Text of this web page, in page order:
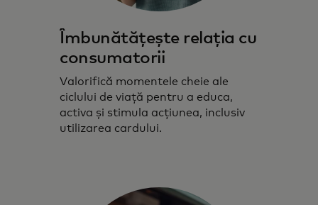
Îmbunătățește relația cu
consumatorii
Valorifică momentele cheie ale
ciclului de viață pentru a educa,
activa și stimula acțiunea, inclusiv
utilizarea cardului.